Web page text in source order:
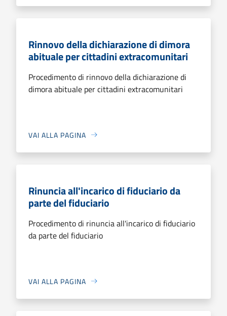
Rinnovo della dichiarazione di dimora
abituale per cittadini extracomunitari
Procedimento di rinnovo della dichiarazione di
dimora abituale per cittadini extracomunitari
VAI ALLA PAGINA
Rinuncia all'incarico di fiduciario da
parte del fiduciario
Procedimento di rinuncia all'incarico di fiduciario
da parte del fiduciario
VAI ALLA PAGINA